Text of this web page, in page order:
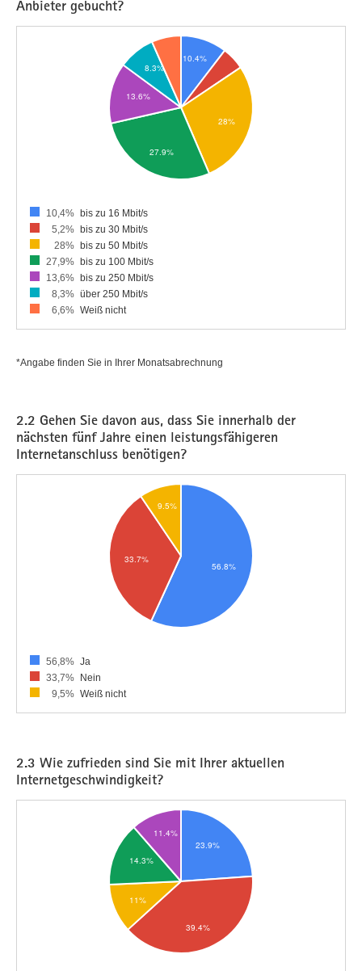
Anbieter gebucht?
10,4% bis zu 16 Mbit/s
5,2% bis zu 30 Mbit/s
28% bis zu 50 Mbit/s
27,9% bis zu 100 Mbit/s
13,6% bis zu 250 Mbit/s
8,3% über 250 Mbit/s
6,6% Weiß nicht
*Angabe finden Sie in Ihrer Monatsabrechnung
2.2 Gehen Sie davon aus, dass Sie innerhalb der
nächsten fünf Jahre einen leistungsfähigeren
Internetanschluss benötigen?
56,8% Ja
33,7%
Nein
9,5% Weiß nicht
2.3 Wie zufrieden sind Sie mit Ihrer aktuellen
Internetgeschwindigkeit?